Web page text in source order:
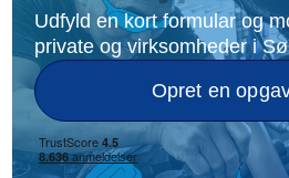
Udfyld en kort formular og
private og virksomheder i
Opret en